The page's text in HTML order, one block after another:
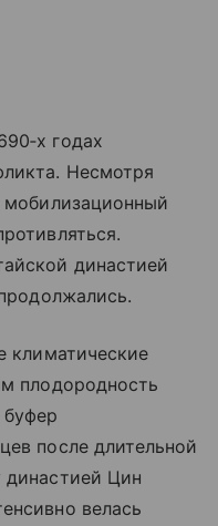
годах
Несмотря
мобилизационный
династией
климатические
плодородность
буфер
после длительной
Цин
велась